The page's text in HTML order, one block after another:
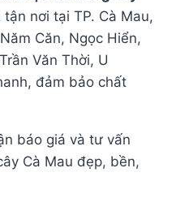
tận nơi tại TP. Cà Mau,
Căn, Ngọc Hiển,
Văn Thời, U
đảm bảo chất
báo giá và tư vấn
Cà Mau đẹp, bền,